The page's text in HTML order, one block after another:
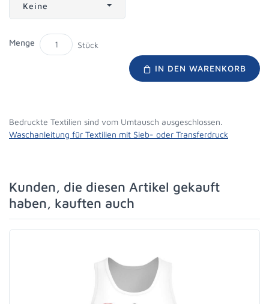
Keine
Menge Stück
IN DEN WARENKORB
Bedruckte Textilien sind vom Umtausch ausgeschlossen.
Waschanleitung für Textilien mit Sieb- oder Transferdruck
Kunden, die diesen Artikel gekauft
haben, kauften auch